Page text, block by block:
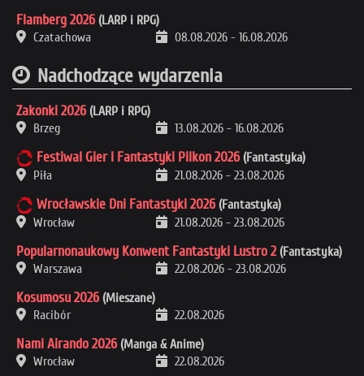
Flamberg 2026 (LARP i RPG)
Czatachowa
08.08.2026 - 16.08.2026
Nadchodzące wydarzenia
Zakonki 2026 (LARP i RPG)
Brzeg
13.08.2026 - 16.08.2026
Festiwal Gier i Fantastyki Pilkon 2026 (Fantastyka)
Piła
21.08.2026 - 23.08.2026
Wrocławskie Dni Fantastyki 2026 (Fantastyka)
Wrocław
21.08.2026 - 23.08.2026
Popularnonaukowy Konwent Fantastyki Lustro 2 (Fantastyka)
Warszawa
22.08.2026 - 23.08.2026
Kosumosu 2026 (Mieszane)
Racibór
22.08.2026
Nami Airando 2026 (Manga & Anime)
Wrocław
22.08.2026